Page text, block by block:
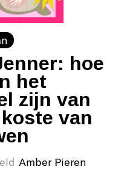
hoe
het
zijn van
van
Amber Pieren